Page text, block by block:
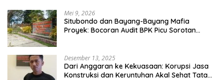
Mei 9, 2026
Situbondo dan Bayang-Bayang Mafia
Proyek: Bocoran Audit BPK Picu Sorotan
Desember 13, 2025
Dari Anggaran ke Kekuasaan: Korupsi Jasa
Konstruksi dan Keruntuhan Akal Sehat Tata